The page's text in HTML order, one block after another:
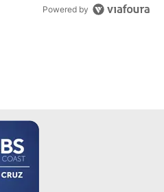
Powered by